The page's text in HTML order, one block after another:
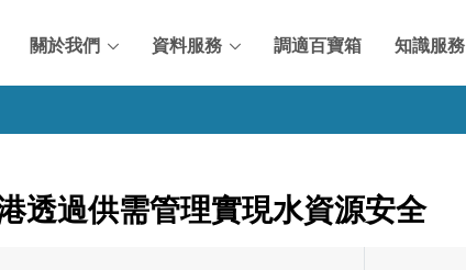
關於我們 資料服務 調適百寶箱 知識服務
透過供需管理實現水資源安全